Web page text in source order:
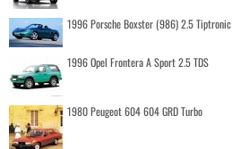
1996 Porsche Boxster (986) 2.5 Tiptronic
1996 Opel Frontera A Sport 2.5 TDS
1980 Peugeot 604 604 GRD Turbo